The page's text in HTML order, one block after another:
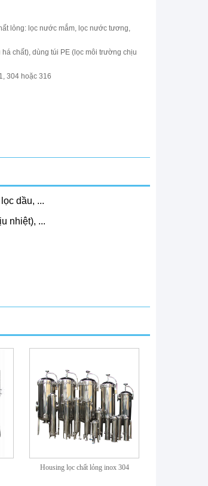
lỏng: lọc nước mắm, lọc nước tương,
chất), dùng túi PE (lọc môi trường chịu
304 hoặc 316
dầu, ...
nhiệt), ...
Housing lọc chất lỏng inox 304